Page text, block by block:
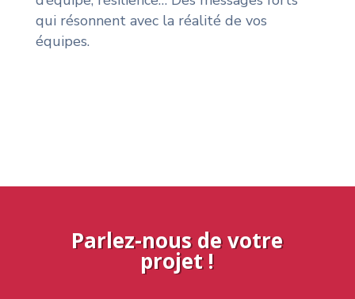
qui résonnent avec la réalité de vos
équipes.
Parlez-nous de votre
projet !